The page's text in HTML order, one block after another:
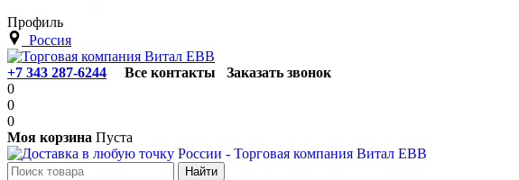
Профиль
Россия
+7 343 287-6244 Все контакты
Заказать звонок
0
0
0
Моя корзина Пуста